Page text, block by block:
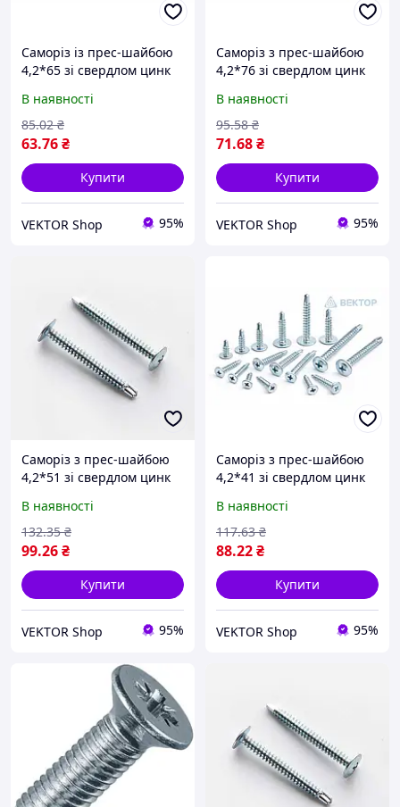
Саморіз із прес-шайбою
4,2*65 зі свердлом цинк
В наявності
63.76₴
85.02 ₴
Купити
VEKTOR Shop 95%
Саморіз з прес-шайбою
4,2*76 зі свердлом цинк
В наявності
71.68₴
95.58 ₴
Купити
VEKTOR Shop 95%
Саморіз з прес-шайбою
4,2*51 зі свердлом цинк
В наявності
99.26₴
132.35 ₴
Купити
VEKTOR Shop 95%
Саморіз з прес-шайбою
4,2*41 зі свердлом цинк
В наявності
88.22₴
117.63 ₴
Купити
VEKTOR Shop 95%